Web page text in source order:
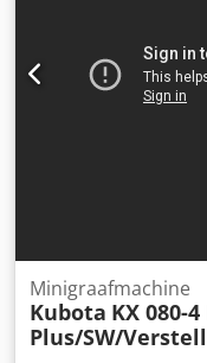
Minigraafmachine
Kubota KX 080-4
Plus/SW/